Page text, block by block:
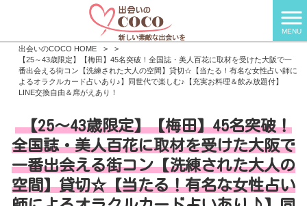
MENU
出会いのCOCO HOME >
>
【25～43歳限定】【梅田】45名突破！全国誌・美人百花に取材を受けた大阪で一
番出会える街コン【洗練された大人の空間】貸切☆【当たる！有名な女性占い師に
よるオラクルカード占いあり♪】同世代で楽しむ♪【充実お料理＆飲み放題付】
LINE交換自由＆席がえあり！
【25～43歳限定】【梅田】45名突破！
全国誌・美人百花に取材を受けた大阪で
一番出会える街コン【洗練された大人の
空間】貸切☆【当たる！有名な女性占い